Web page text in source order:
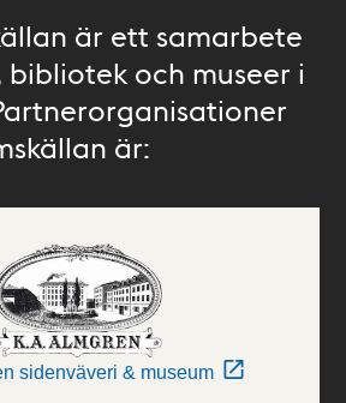
är ett samarbete
bibliotek och museer i
är:
sidenväveri & museum